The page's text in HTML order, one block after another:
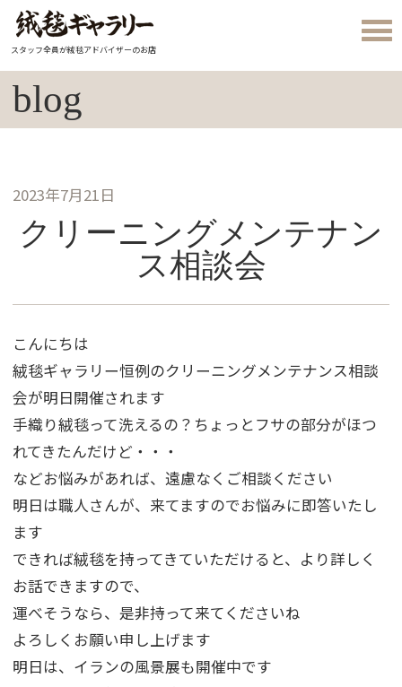
スタッフ全員が絨毯アドバイザーのお店
blog
2023年7月21日
クリーニングメンテナン
ス相談会
こんにちは
絨毯ギャラリー恒例のクリーニングメンテナンス相談
会が明日開催されます
手織り絨毯って洗えるの？ちょっとフサの部分がほつ
れてきたんだけど・・・
などお悩みがあれば、遠慮なくご相談ください
明日は職人さんが、来てますのでお悩みに即答いたし
ます
できれば絨毯を持ってきていただけると、より詳しく
お話できますので、
運べそうなら、是非持って来てくださいね
よろしくお願い申し上げます
明日は、イランの風景展も開催中です